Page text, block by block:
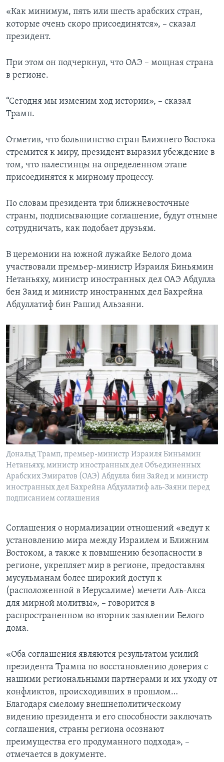
«Как минимум, пять или шесть арабских стран,
которые очень скоро присоединятся», – сказал
президент.
При этом он подчеркнул, что ОАЭ – мощная страна
в регионе.
“Сегодня мы изменим ход истории», – сказал
Трамп.
Отметив, что большинство стран Ближнего Востока
стремится к миру, президент выразил убеждение в
том, что палестинцы на определенном этапе
присоединятся к мирному процессу.
По словам президента три ближневосточные
страны, подписывающие соглашение, будут отныне
сотрудничать, как подобает друзьям.
В церемонии на южной лужайке Белого дома
участвовали премьер-министр Израиля Биньямин
Нетаньяху, министр иностранных дел ОАЭ Абдулла
бен Заид и министр иностранных дел Бахрейна
Абдуллатиф бин Рашид Альзаяни.
Дональд Трамп, премьер-министр Израиля Биньямин
Нетаньяху, министр иностранных дел Объединенных
Арабских Эмиратов (ОАЭ) Абдулла бин Зайед и министр
иностранных дел Бахрейна Абдуллатиф аль-Заяни перед
подписанием соглашения
Соглашения о нормализации отношений «ведут к
установлению мира между Израилем и Ближним
Востоком, а также к повышению безопасности в
регионе, укрепляет мир в регионе, предоставляя
мусульманам более широкий доступ к
(расположенной в Иерусалиме) мечети Аль-Акса
для мирной молитвы», – говорится в
распространенном во вторник заявлении Белого
дома.
«Оба соглашения являются результатом усилий
президента Трампа по восстановлению доверия с
нашими региональными партнерами и их уходу от
конфликтов, происходивших в прошлом…
Благодаря смелому внешнеполитическому
видению президента и его способности заключать
соглашения, страны региона осознают
преимущества его продуманного подхода», –
отмечается в документе.